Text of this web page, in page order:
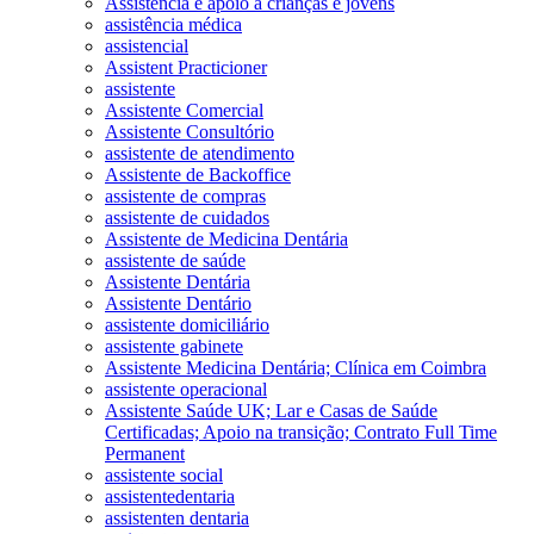
assistência médica
assistencial
Assistent Practicioner
assistente
Assistente Comercial
Assistente Consultório
assistente de atendimento
Assistente de Backoffice
assistente de compras
assistente de cuidados
Assistente de Medicina Dentária
assistente de saúde
Assistente Dentária
Assistente Dentário
assistente domiciliário
assistente gabinete
Assistente Medicina Dentária; Clínica em Coimbra
assistente operacional
Assistente Saúde UK; Lar e Casas de Saúde
Certificadas; Apoio na transição; Contrato Full Time
Permanent
assistente social
assistentedentaria
assistenten dentaria